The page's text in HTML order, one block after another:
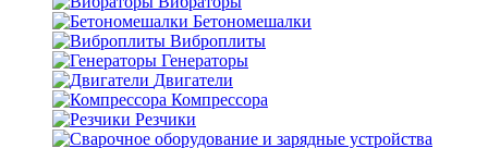
Бетономешалки
Виброплиты
Генераторы
Двигатели
Компрессора
Резчики